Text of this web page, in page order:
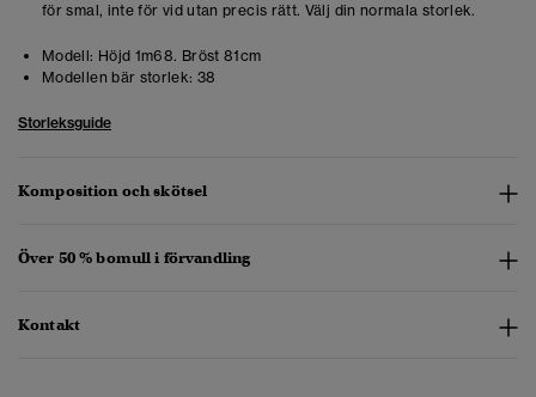
för smal, inte för vid utan precis rätt. Välj din normala storlek.
Modell: Höjd 1m68. Bröst 81cm
Modellen bär storlek: 38
Storleksguide
Komposition och skötsel
Över 50 % bomull i förvandling
Kontakt